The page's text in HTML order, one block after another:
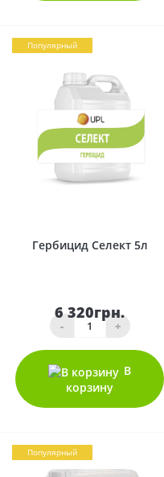
Популярный
Гербицид Селект 5л
6 320грн.
- +
В
корзину
Популярный